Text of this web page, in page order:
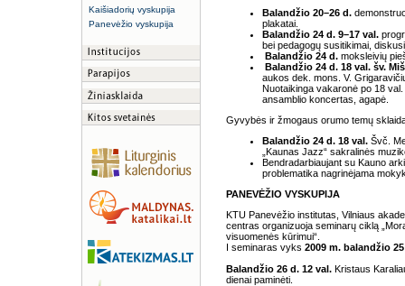
Kaišiadorių vyskupija
Panevėžio vyskupija
Balandžio 20–26 d.
plakatai.
Balandžio 24 d. 9–17 val.
bei pedagogų susitikimai,
Balandžio 24 d. moksleivių
Balandžio 24 d. 18 val. šv.
aukos dek. mons. V.
Nuotaikinga vakaronė po 18
ansamblio koncertas, agapė.
Gyvybės ir žmogaus orumo temų
Balandžio 24 d. 18 val. Švč.
„Kaunas Jazz“ sakralinės
Bendradarbiaujant su Kauno
problematika nagrinėjama
PANEVĖŽIO VYSKUPIJA
KTU Panevėžio institutas, Vilniaus
centras organizuoja seminarų ciklą
visuomenės kūrimui“.
I seminaras vyks 2009 m. balandžio
Balandžio 26 d. 12 val. Kristaus
dienai paminėti.